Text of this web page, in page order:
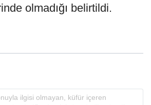
olmadığı belirtildi.